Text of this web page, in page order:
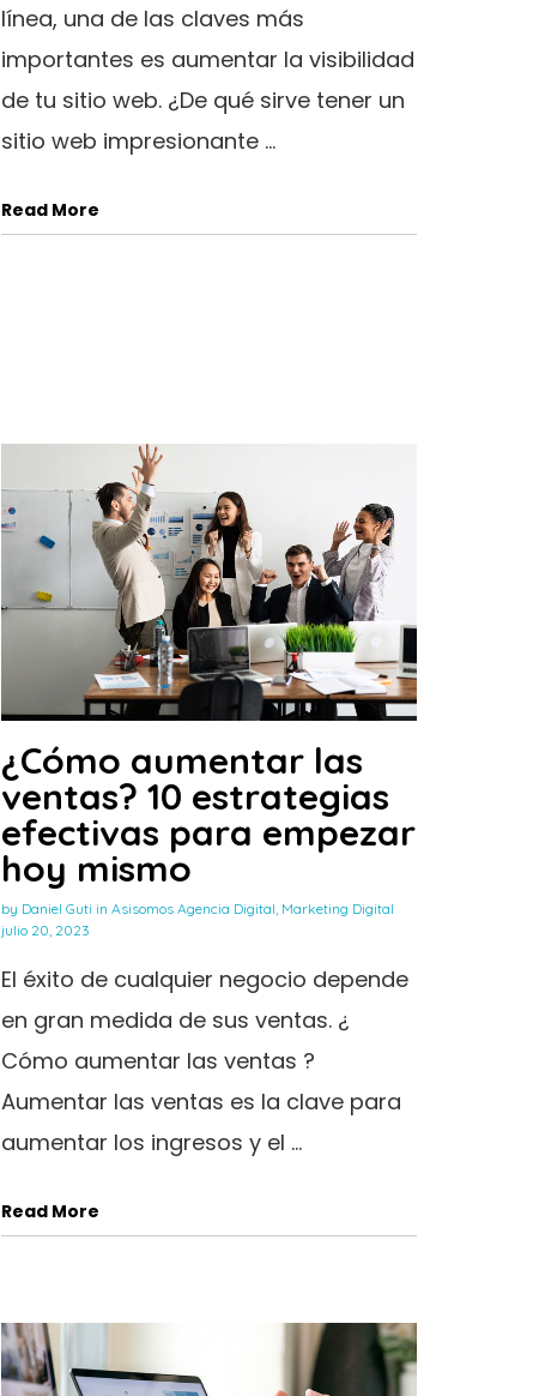
línea, una de las claves más
importantes es aumentar la visibilidad
de tu sitio web. ¿De qué sirve tener un
sitio web impresionante ...
Read More
¿Cómo aumentar las
ventas? 10 estrategias
efectivas para empezar
hoy mismo
by Daniel Guti in Asisomos Agencia Digital, Marketing Digital
julio 20, 2023
El éxito de cualquier negocio depende
en gran medida de sus ventas. ¿
Cómo aumentar las ventas ?
Aumentar las ventas es la clave para
aumentar los ingresos y el ...
Read More